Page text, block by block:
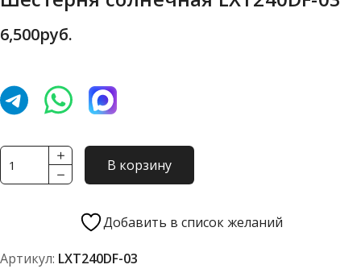
6,500руб.
Количество
товара
03
В корзину
Добавить в список желаний
Артикул: LXT240DF-03